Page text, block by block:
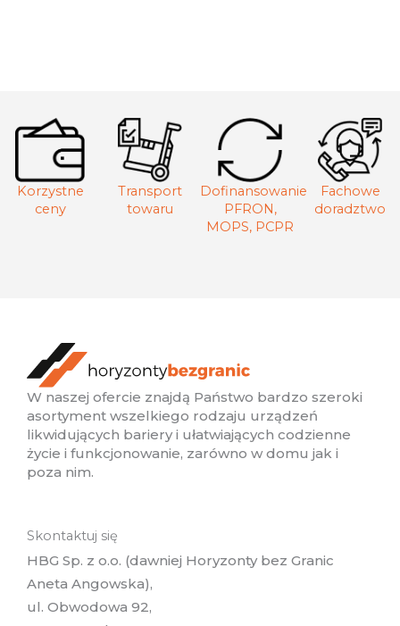
Korzystne
ceny
Transport
towaru
Dofinansowanie
PFRON,
MOPS, PCPR
Fachowe
doradztwo
W naszej ofercie znajdą Państwo bardzo szeroki
asortyment wszelkiego rodzaju urządzeń
likwidujących bariery i ułatwiających codzienne
życie i funkcjonowanie, zarówno w domu jak i
poza nim.
Skontaktuj się
HBG Sp. z o.o. (dawniej Horyzonty bez Granic
Aneta Angowska),
ul. Obwodowa 92,